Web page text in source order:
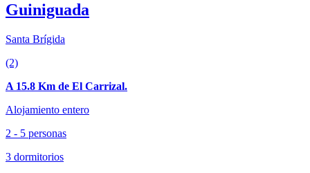
Guiniguada
Santa Brígida
(2)
A 15.8 Km de El Carrizal.
Alojamiento entero
2 - 5 personas
3 dormitorios